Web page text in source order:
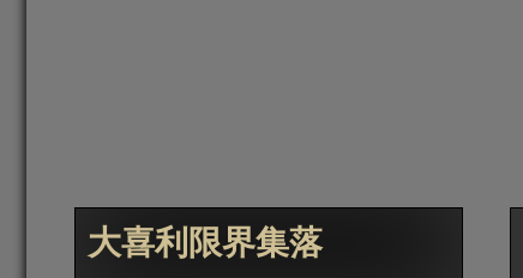
大喜利限界集落